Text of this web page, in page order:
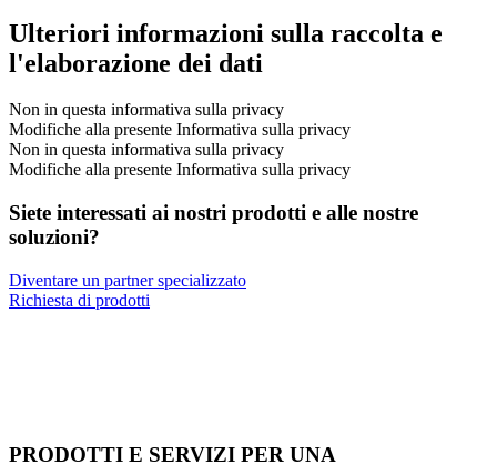
Ulteriori informazioni sulla raccolta e
l'elaborazione dei dati
Non in questa informativa sulla privacy
Modifiche alla presente Informativa sulla privacy
Non in questa informativa sulla privacy
Modifiche alla presente Informativa sulla privacy
Siete interessati ai nostri prodotti e alle nostre
soluzioni?
Diventare un partner specializzato
Richiesta di prodotti
PRODOTTI E SERVIZI PER UNA